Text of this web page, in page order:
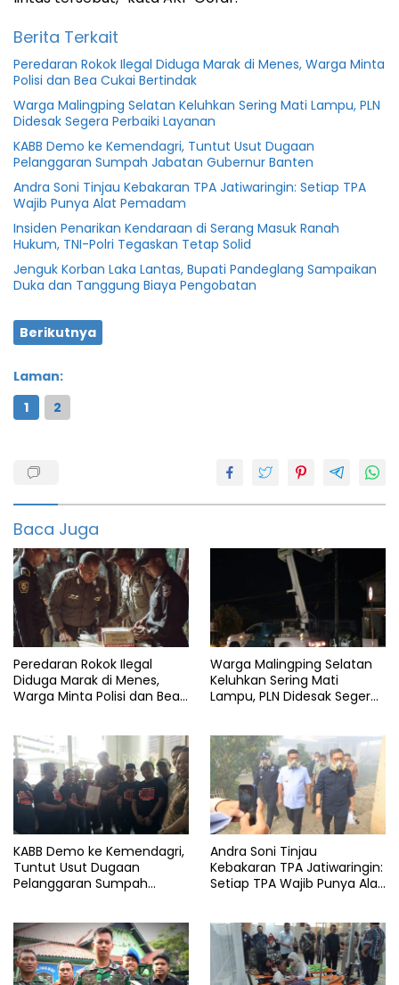
Berita Terkait
Peredaran Rokok Ilegal Diduga Marak di Menes, Warga Minta
Polisi dan Bea Cukai Bertindak
Warga Malingping Selatan Keluhkan Sering Mati Lampu, PLN
Didesak Segera Perbaiki Layanan
KABB Demo ke Kemendagri, Tuntut Usut Dugaan
Pelanggaran Sumpah Jabatan Gubernur Banten
Andra Soni Tinjau Kebakaran TPA Jatiwaringin: Setiap TPA
Wajib Punya Alat Pemadam
Insiden Penarikan Kendaraan di Serang Masuk Ranah
Hukum, TNI-Polri Tegaskan Tetap Solid
Jenguk Korban Laka Lantas, Bupati Pandeglang Sampaikan
Duka dan Tanggung Biaya Pengobatan
Berikutnya
Laman:
1
2
Honda
Kecelakaan
Kota
Putih
serang
Baca Juga
Peredaran Rokok Ilegal
Diduga Marak di Menes,
Warga Minta Polisi dan Bea
Warga Malingping Selatan
Keluhkan Sering Mati
Lampu, PLN Didesak Segera
KABB Demo ke Kemendagri,
Tuntut Usut Dugaan
Pelanggaran Sumpah
Andra Soni Tinjau
Kebakaran TPA Jatiwaringin:
Setiap TPA Wajib Punya Alat